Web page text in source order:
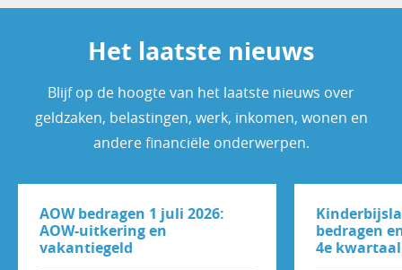
Het laatste nieuws
Blijf op de hoogte van het laatste nieuws over
geldzaken, belastingen, werk, inkomen, wonen en
andere financiële onderwerpen.
AOW bedragen 1 juli 2026:
AOW-uitkering en
vakantiegeld
bedragen
4e kwartaal